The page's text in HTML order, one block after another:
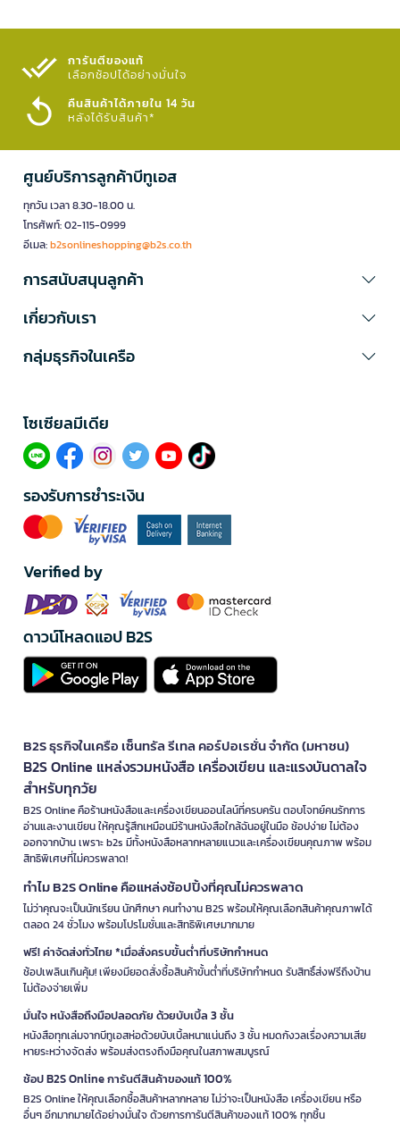
การันตีของแท้
เลือกช้อปได้อย่างมั่นใจ​
คืนสินค้าได้ภายใน 14 วัน
หลังได้รับสินค้า*
ศูนย์บริการลูกค้าบีทูเอส
ทุกวัน เวลา 8.30-18.00 น.
โทรศัพท์: 02-115-0999
อีเมล:b2sonlineshopping@b2s.co.th
การสนับสนุนลูกค้า
เกี่ยวกับเรา
กลุ่มธุรกิจในเครือ
โซเซียลมีเดีย​
รองรับการชำระเงิน
Verified by
ดาวน์โหลดแอป B2S
B2S ธุรกิจในเครือ เซ็นทรัล รีเทล คอร์ปอเรชั่น จำกัด (มหาชน)
B2S Online แหล่งรวมหนังสือ เครื่องเขียน และแรงบันดาลใจ
สำหรับทุกวัย
B2S Online คือร้านหนังสือและเครื่องเขียนออนไลน์ที่ครบครัน ตอบโจทย์คนรักการ
อ่านและงานเขียน ให้คุณรู้สึกเหมือนมีร้านหนังสือใกล้ฉันอยู่ในมือ ช้อปง่าย ไม่ต้อง
ออกจากบ้าน เพราะ b2s มีทั้งหนังสือหลากหลายแนวและเครื่องเขียนคุณภาพ พร้อม
สิทธิพิเศษที่ไม่ควรพลาด!
ทำไม B2S Online คือแหล่งช้อปปิ้งที่คุณไม่ควรพลาด
ไม่ว่าคุณจะเป็นนักเรียน นักศึกษา คนทำงาน B2S พร้อมให้คุณเลือกสินค้าคุณภาพได้
ตลอด 24 ชั่วโมง พร้อมโปรโมชั่นและสิทธิพิเศษมากมาย
ฟรี! ค่าจัดส่งทั่วไทย *เมื่อสั่งครบขั้นต่ำที่บริษัทกำหนด
ช้อปเพลินเกินคุ้ม! เพียงมียอดสั่งซื้อสินค้าขั้นต่ำที่บริษัทกำหนด รับสิทธิ์ส่งฟรีถึงบ้าน
ไม่ต้องจ่ายเพิ่ม
มั่นใจ หนังสือถึงมือปลอดภัย ด้วยบับเบิ้ล 3 ชั้น
หนังสือทุกเล่มจากบีทูเอสห่อด้วยบับเบิ้ลหนาแน่นถึง 3 ชั้น หมดกังวลเรื่องความเสีย
หายระหว่างจัดส่ง พร้อมส่งตรงถึงมือคุณในสภาพสมบูรณ์
ช้อป B2S Online การันตีสินค้าของแท้ 100%
B2S Online ให้คุณเลือกซื้อสินค้าหลากหลาย ไม่ว่าจะเป็นหนังสือ เครื่องเขียน หรือ
อื่นๆ อีกมากมายได้อย่างมั่นใจ ด้วยการการันตีสินค้าของแท้ 100% ทุกชิ้น